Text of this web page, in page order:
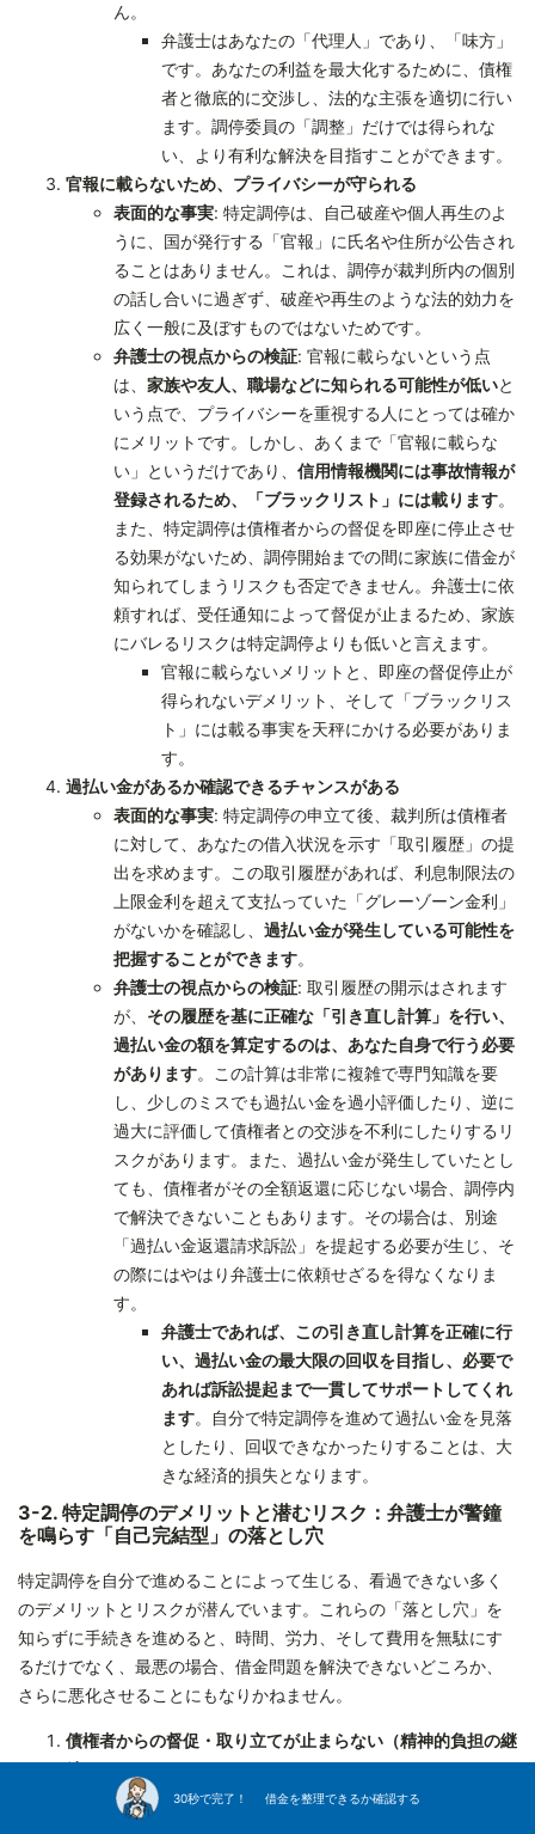
30秒で完了！ 借金を整理できるか確認する
ん。
弁護士はあなたの「代理人」であり、「味方」
です。あなたの利益を最大化するために、債権
者と徹底的に交渉し、法的な主張を適切に行い
ます。調停委員の「調整」だけでは得られな
い、より有利な解決を目指すことができます。
官報に載らないため、プライバシーが守られる
表面的な事実: 特定調停は、自己破産や個人再生のよ
うに、国が発行する「官報」に氏名や住所が公告され
ることはありません。これは、調停が裁判所内の個別
の話し合いに過ぎず、破産や再生のような法的効力を
広く一般に及ぼすものではないためです。
弁護士の視点からの検証: 官報に載らないという点
は、 家族や友人、職場などに知られる可能性が低いと
いう点で、プライバシーを重視する人にとっては確か
にメリットです。しかし、あくまで「官報に載らな
い」というだけであり、 信用情報機関には事故情報が
登録されるため、「ブラックリスト」には載ります。
また、特定調停は債権者からの督促を即座に停止させ
る効果がないため、調停開始までの間に家族に借金が
知られてしまうリスクも否定できません。弁護士に依
頼すれば、受任通知によって督促が止まるため、家族
にバレるリスクは特定調停よりも低いと言えます。
官報に載らないメリットと、即座の督促停止が
得られないデメリット、そして「ブラックリス
ト」には載る事実を天秤にかける必要がありま
す。
過払い金があるか確認できるチャンスがある
表面的な事実: 特定調停の申立て後、裁判所は債権者
に対して、あなたの借入状況を示す「取引履歴」の提
出を求めます。この取引履歴があれば、利息制限法の
上限金利を超えて支払っていた「グレーゾーン金利」
がないかを確認し、 過払い金が発生している可能性を
把握することができます。
弁護士の視点からの検証: 取引履歴の開示はされます
が、 その履歴を基に正確な「引き直し計算」を行い、
過払い金の額を算定するのは、あなた自身で行う必要
があります。この計算は非常に複雑で専門知識を要
し、少しのミスでも過払い金を過小評価したり、逆に
過大に評価して債権者との交渉を不利にしたりするリ
スクがあります。また、過払い金が発生していたとし
ても、債権者がその全額返還に応じない場合、調停内
で解決できないこともあります。その場合は、別途
「過払い金返還請求訴訟」を提起する必要が生じ、そ
の際にはやはり弁護士に依頼せざるを得なくなりま
す。
弁護士であれば、この引き直し計算を正確に行
い、過払い金の最大限の回収を目指し、必要で
あれば訴訟提起まで一貫してサポートしてくれ
ます。自分で特定調停を進めて過払い金を見落
としたり、回収できなかったりすることは、大
きな経済的損失となります。
3-2. 特定調停のデメリットと潜むリスク：弁護士が警鐘
を鳴らす「自己完結型」の落とし穴
特定調停を自分で進めることによって生じる、看過できない多く
のデメリットとリスクが潜んでいます。これらの「落とし穴」を
知らずに手続きを進めると、時間、労力、そして費用を無駄にす
るだけでなく、最悪の場合、借金問題を解決できないどころか、
さらに悪化させることにもなりかねません。
債権者からの督促・取り立てが止まらない（精神的負担の継
続）
特定調停の最大の問題点: 弁護士に任意整理や個人再
生を依頼した場合、弁護士が債権者に「受任通知」を